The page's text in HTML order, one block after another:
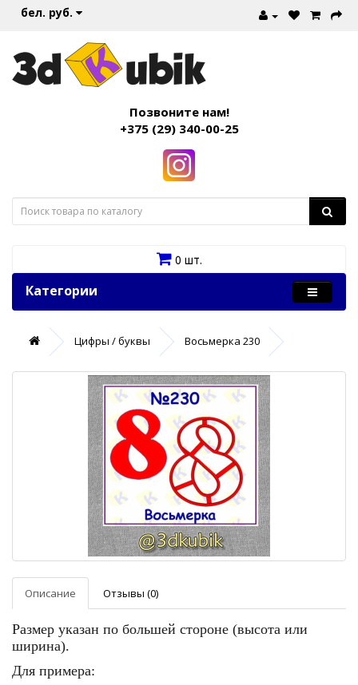
бел. руб.
Позвоните нам!
+375 (29) 340-00-25
0 шт.
Категории
Цифры / буквы Восьмерка 230
Описание Отзывы (0)
Размер указан по большей стороне (высота или
ширина).
Для примера: